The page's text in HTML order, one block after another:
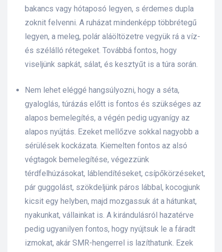
bakancs vagy hótaposó legyen, s érdemes dupla
zoknit felvenni. A ruházat mindenképp többrétegű
legyen, a meleg, polár aláöltözetre vegyük rá a víz-
és szélálló rétegeket. Továbbá fontos, hogy
viseljünk sapkát, sálat, és kesztyűt is a túra során.
Nem lehet eléggé hangsúlyozni, hogy a séta,
gyaloglás, túrázás előtt is fontos és szükséges az
alapos bemelegítés, a végén pedig ugyanígy az
alapos nyújtás. Ezeket mellőzve sokkal nagyobb a
sérülések kockázata. Kiemelten fontos az alsó
végtagok bemelegítése, végezzünk
térdfelhúzásokat, láblendítéseket, csípőkörzéseket,
pár guggolást, szökdeljünk páros lábbal, kocogjunk
kicsit egy helyben, majd mozgassuk át a hátunkat,
nyakunkat, vállainkat is. A kirándulásról hazatérve
pedig ugyanilyen fontos, hogy nyújtsuk le a fáradt
izmokat, akár SMR-hengerrel is lazíthatunk. Ezek